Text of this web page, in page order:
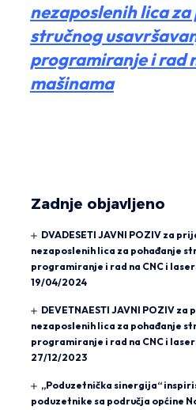
nezaposlenih lica
stručnog
programiranje i rad
mašinama
Zadnje objavljeno
DVADESETI JAVNI POZIV za
nezaposlenih lica za pohađanje
programiranje i rad na CNC i
19/04/2024
DEVETNAESTI JAVNI POZIV
nezaposlenih lica za pohađanje
programiranje i rad na CNC i
27/12/2023
„Poduzetnička sinergija“
poduzetnike sa područja općine